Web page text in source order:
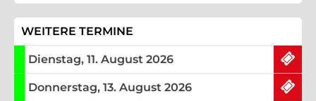
WEITERE TERMINE
ausreichend Tickets am
Dienstag, 11. August 2026
ausreichend Tickets am
Donnerstag, 13. August 2026